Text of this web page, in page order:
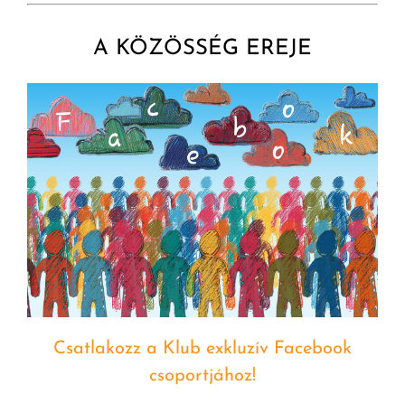
A KÖZÖSSÉG EREJE
Csatlakozz a Klub exkluzív Facebook
csoportjához!